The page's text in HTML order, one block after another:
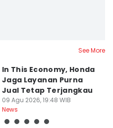
See More
In This Economy, Honda
Jaga Layanan Purna
Jual Tetap Terjangkau
09 Agu 2026, 19:48 WIB
News